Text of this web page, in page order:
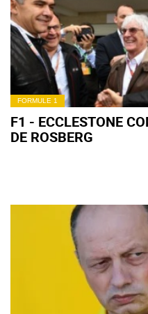
FORMULE 1
F1 - ECCLESTONE
DE ROSBERG